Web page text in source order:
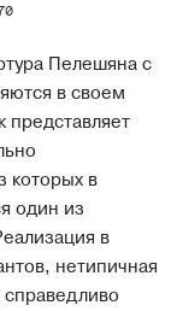
Пелешяна с
в своем
которых в
один из
в
нетипичная